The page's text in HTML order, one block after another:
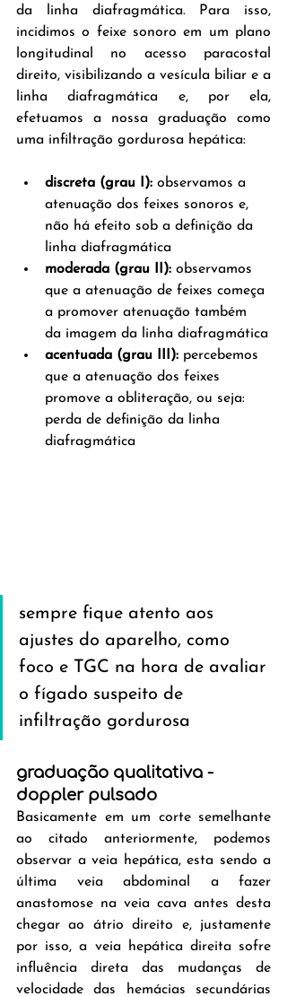
da linha diafragmática. Para isso,
incidimos o feixe sonoro em um plano
longitudinal no acesso paracostal
direito, visibilizando a vesícula biliar e a
linha diafragmática e, por ela,
efetuamos a nossa graduação como
uma infiltração gordurosa hepática:
discreta (grau I): observamos a
atenuação dos feixes sonoros e,
não há efeito sob a definição da
linha diafragmática
moderada (grau II): observamos
que a atenuação de feixes começa
a promover atenuação também
da imagem da linha diafragmática
acentuada (grau III): percebemos
que a atenuação dos feixes
promove a obliteração, ou seja:
perda de definição da linha
diafragmática
sempre fique atento aos
ajustes do aparelho, como
foco e TGC na hora de avaliar
o fígado suspeito de
infiltração gordurosa
graduação qualitativa -
doppler pulsado
Basicamente em um corte semelhante
ao citado anteriormente, podemos
observar a veia hepática, esta sendo a
última veia abdominal a fazer
anastomose na veia cava antes desta
chegar ao átrio direito e, justamente
por isso, a veia hepática direita sofre
influência direta das mudanças de
velocidade das hemácias secundárias